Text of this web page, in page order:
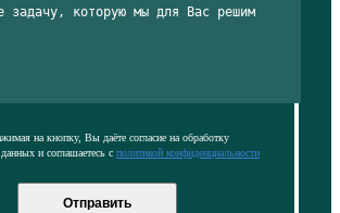
на кнопку, Вы даёте согласие на обработку
и соглашаетесь с политикой конфиденциальности
Отправить